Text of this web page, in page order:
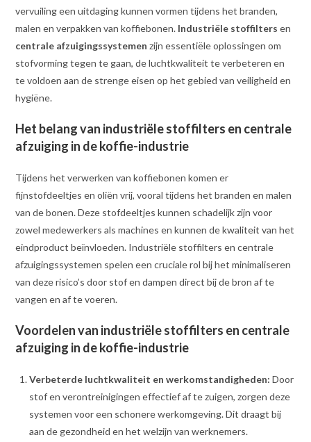
vervuiling een uitdaging kunnen vormen tijdens het branden,
malen en verpakken van koffiebonen. Industriële stoffilters en
centrale afzuigingssystemen zijn essentiële oplossingen om
stofvorming tegen te gaan, de luchtkwaliteit te verbeteren en
te voldoen aan de strenge eisen op het gebied van veiligheid en
hygiëne.
Het belang van industriële stoffilters en centrale
afzuiging in de koffie-industrie
Tijdens het verwerken van koffiebonen komen er
fijnstofdeeltjes en oliën vrij, vooral tijdens het branden en malen
van de bonen. Deze stofdeeltjes kunnen schadelijk zijn voor
zowel medewerkers als machines en kunnen de kwaliteit van het
eindproduct beïnvloeden. Industriële stoffilters en centrale
afzuigingssystemen spelen een cruciale rol bij het minimaliseren
van deze risico’s door stof en dampen direct bij de bron af te
vangen en af te voeren.
Voordelen van industriële stoffilters en centrale
afzuiging in de koffie-industrie
Verbeterde luchtkwaliteit en werkomstandigheden: Door
stof en verontreinigingen effectief af te zuigen, zorgen deze
systemen voor een schonere werkomgeving. Dit draagt bij
aan de gezondheid en het welzijn van werknemers.